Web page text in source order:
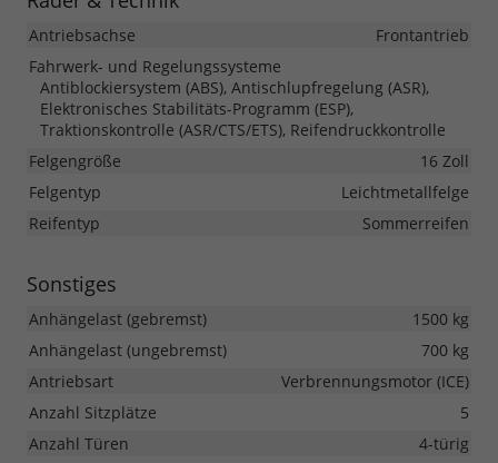
Antriebsachse
Frontantrieb
Fahrwerk- und Regelungssysteme
Antiblockiersystem (ABS), Antischlupfregelung (ASR),
Elektronisches Stabilitäts-Programm (ESP),
Traktionskontrolle (ASR/CTS/ETS), Reifendruckkontrolle
Felgengröße
16 Zoll
Felgentyp
Leichtmetallfelge
Reifentyp
Sommerreifen
Sonstiges
Anhängelast (gebremst)
1500 kg
Anhängelast (ungebremst)
700 kg
Antriebsart
Verbrennungsmotor (ICE)
Anzahl Sitzplätze
5
Anzahl Türen
4-türig